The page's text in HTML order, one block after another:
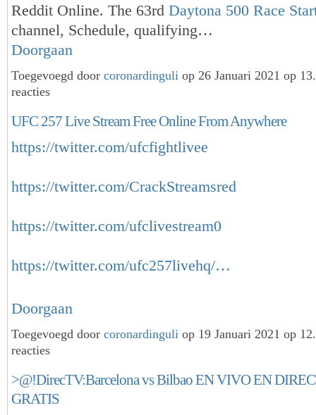
Reddit Online. The 63rd Daytona 500 Race
channel, Schedule, qualifying…
Doorgaan
Toegevoegd door coronardinguli op 26 Januari 2021 op
reacties
UFC 257 Live Stream Free Online From Anywhere
https://twitter.com/ufcfightlivee
https://twitter.com/CrackStreamsred
https://twitter.com/ufclivestream0
https://twitter.com/ufc257livehq/…
Doorgaan
Toegevoegd door coronardinguli op 19 Januari 2021 op
reacties
>@!DirecTV:Barcelona vs Bilbao EN VIVO EN
GRATIS